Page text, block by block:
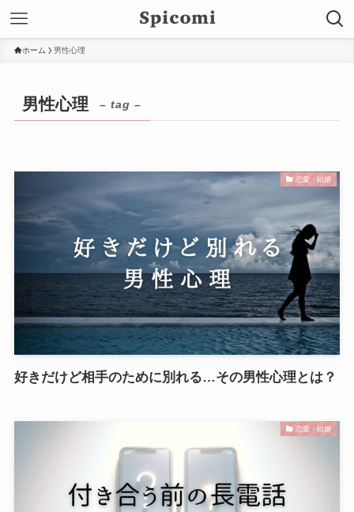
ホーム 男性心理
男性心理 – tag –
恋愛・結婚
好きだけど相手のために別れる…その男性心理とは？
恋愛・結婚